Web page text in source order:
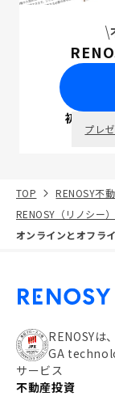
初回面談
プレ
TOP RENOSY不
RENOSY（リノシー
オンラインとオフラ
RENOSYは
GA
サービス
不動産投資